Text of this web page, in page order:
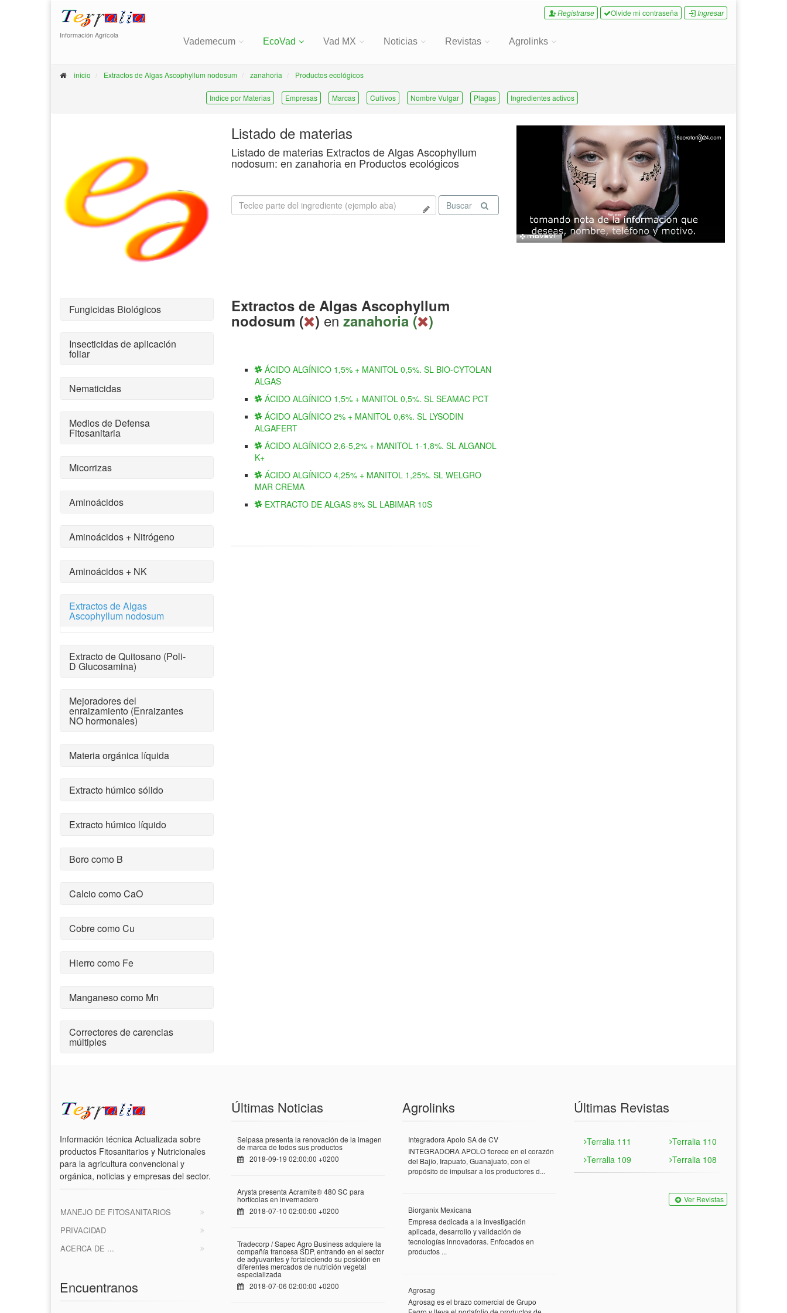
Información Agrícola
Registrarse Olvide mi contraseña Ingresar
Vademecum EcoVad Vad MX Noticias Revistas Agrolinks
inicio Extractos de Algas Ascophyllum nodosum zanahoria Productos ecológicos
Indice por Materias Empresas Marcas Cultivos Nombre Vulgar Plagas Ingredientes activos
Listado de materias
Listado de materias Extractos de Algas Ascophyllum
nodosum: en zanahoria en Productos ecológicos
Buscar
Fungicidas Biológicos
Insecticidas de aplicación
foliar
Nematicidas
Medios de Defensa
Fitosanitaria
Micorrizas
Aminoácidos
Aminoácidos + Nitrógeno
Aminoácidos + NK
Extractos de Algas
Ascophyllum nodosum
Extracto de Quitosano (Poli-
D Glucosamina)
Mejoradores del
enraizamiento (Enraizantes
NO hormonales)
Materia orgánica líquida
Extracto húmico sólido
Extracto húmico líquido
Boro como B
Calcio como CaO
Cobre como Cu
Hierro como Fe
Manganeso como Mn
Correctores de carencias
múltiples
Extractos de Algas Ascophyllum
nodosum ( ) enzanahoria ( )
ÁCIDO ALGÍNICO 1,5% + MANITOL 0,5%. SL BIO-CYTOLAN
ALGAS
ÁCIDO ALGÍNICO 1,5% + MANITOL 0,5%. SL SEAMAC PCT
ÁCIDO ALGÍNICO 2% + MANITOL 0,6%. SL LYSODIN
ALGAFERT
ÁCIDO ALGÍNICO 2,6-5,2% + MANITOL 1-1,8%. SL ALGANOL
K+
ÁCIDO ALGÍNICO 4,25% + MANITOL 1,25%. SL WELGRO
MAR CREMA
EXTRACTO DE ALGAS 8% SL LABIMAR 10S
Información técnica Actualizada sobre
productos Fitosanitarios y Nutricionales
para la agricultura convencional y
orgánica, noticias y empresas del sector.
MANEJO DE FITOSANITARIOS
PRIVACIDAD
ACERCA DE ...
Encuentranos
Últimas Noticias
Seipasa presenta la renovación de la imagen
de marca de todos sus productos
2018-09-19 02:00:00 +0200
Arysta presenta Acramite® 480 SC para
hortícolas en invernadero
2018-07-10 02:00:00 +0200
Tradecorp / Sapec Agro Business adquiere la
compañía francesa SDP, entrando en el sector
de adyuvantes y fortaleciendo su posición en
diferentes mercados de nutrición vegetal
especializada
2018-07-06 02:00:00 +0200
Agrolinks
Integradora Apolo SA de CV
INTEGRADORA APOLO florece en el corazón
del Bajío, Irapuato, Guanajuato, con el
propósito de impulsar a los productores d...
Biorganix Mexicana
Empresa dedicada a la investigación
aplicada, desarrollo y validación de
tecnologías innovadoras. Enfocados en
productos ...
Agrosag
Agrosag es el brazo comercial de Grupo
Últimas Revistas
Terralia 111
Terralia 110
Terralia 109
Terralia 108
Ver Revistas